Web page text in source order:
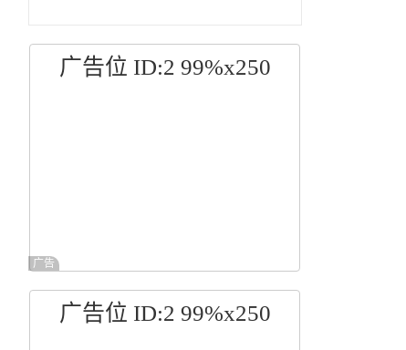
广告位 ID:2 99%x250
广告
广告位 ID:2 99%x250